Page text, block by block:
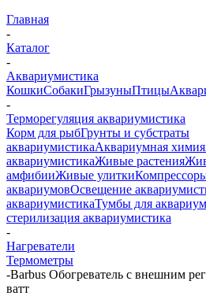
Главная
-
Каталог
-
Аквариумистика
КошкиСобакиГрызуныПтицы
-
Терморегуляция аквариумистика
Корм для рыбГрунты и субстраты
аквариумистикаАквариумная химия
аквариумистикаЖивые растения
амфибииЖивые улитки
аквариумовОсвещение
аквариумистикаТумбы для
стерилизация аквариумистика
-
Нагреватели
Термометры
-Barbus Обогреватель с внешним
ватт